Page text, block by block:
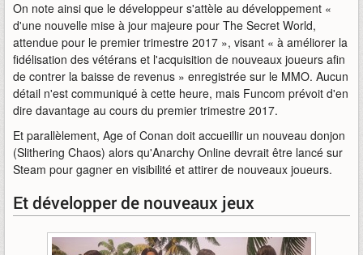
On note ainsi que le développeur s'attèle au développement «
d'une nouvelle mise à jour majeure pour The Secret World,
attendue pour le premier trimestre 2017 », visant « à améliorer la
fidélisation des vétérans et l'acquisition de nouveaux joueurs afin
de contrer la baisse de revenus » enregistrée sur le MMO. Aucun
détail n'est communiqué à cette heure, mais Funcom prévoit d'en
dire davantage au cours du premier trimestre 2017.
Et parallèlement, Age of Conan doit accueillir un nouveau donjon
(Slithering Chaos) alors qu'Anarchy Online devrait être lancé sur
Steam pour gagner en visibilité et attirer de nouveaux joueurs.
Et développer de nouveaux jeux